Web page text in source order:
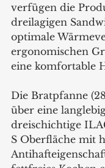
verfügen die
dreilagigen
optimale
ergonomischen
eine komfortable
Die Bratpfanne
über eine
dreischichtige
S Oberfläche mit